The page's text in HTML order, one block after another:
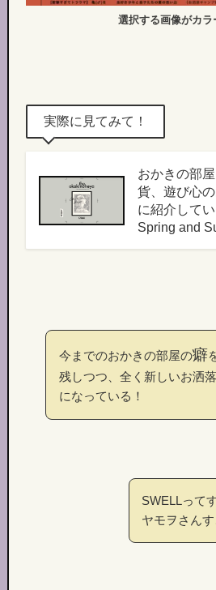
選択する画像がカラ
実際に見てみて！
おかきの部
貨、遊び心
に紹介して
Spring and
今までのおかきの部屋の癖
残しつつ、全く新しいお洒
になっている！
SWELLって
ヤモヲさんす